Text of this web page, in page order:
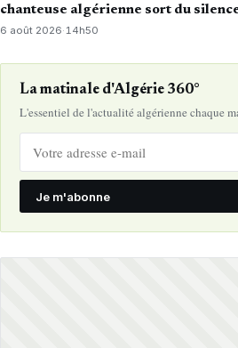
chanteuse algérienne sort du
6 août 2026· 14h50
La matinale d'Algérie 360°
L'essentiel de l'actualité algérienne chaque
Je m'abonne